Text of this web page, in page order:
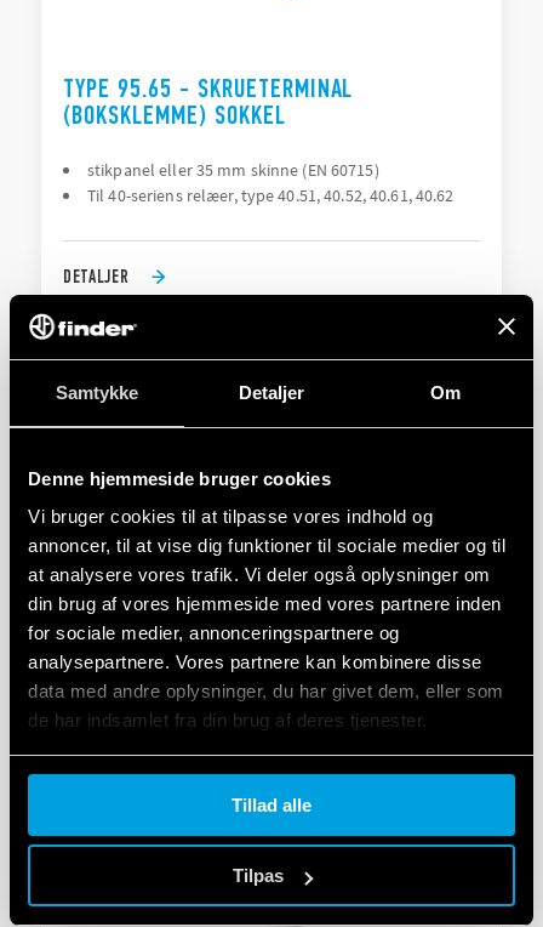
Samtykke Detaljer Om
Denne hjemmeside bruger cookies
Vi bruger cookies til at tilpasse vores indhold og
annoncer, til at vise dig funktioner til sociale medier og til
at analysere vores trafik. Vi deler også oplysninger om
din brug af vores hjemmeside med vores partnere inden
for sociale medier, annonceringspartnere og
analysepartnere. Vores partnere kan kombinere disse
data med andre oplysninger, du har givet dem, eller som
de har indsamlet fra din brug af deres tjenester.
Cookie policy.
Tillad alle
Tilpas
TYPE 95.65 - SKRUETERMINAL
(BOKSKLEMME) SOKKEL
stikpanel eller 35 mm skinne (EN 60715)
Til 40-seriens relæer, type 40.51, 40.52, 40.61, 40.62
DETALJER
TYPE 95.83 - SKRUETERMINAL
(BOKSKLEMME) SOKKEL
Stikpanel eller 35 mm skinne (EN 60715)
Til 40 seriens relæer, type 40.31